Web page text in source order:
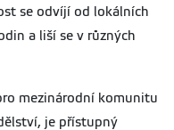
se odvíjí od lokálních
a liší se v různých
mezinárodní komunitu
je přístupný